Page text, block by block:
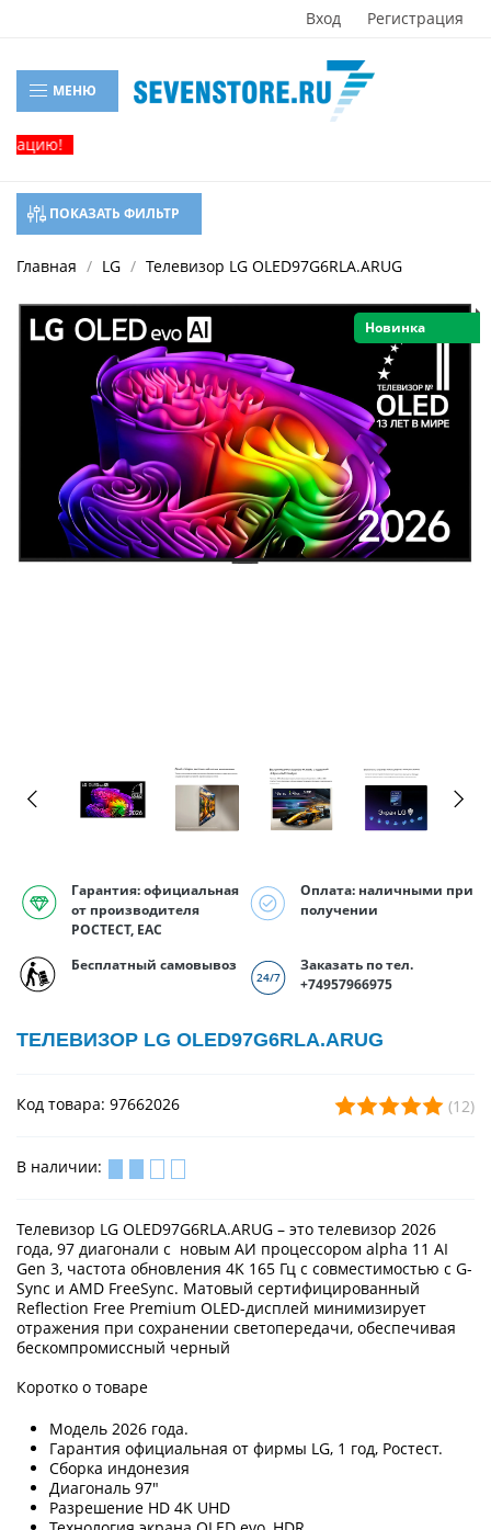
Вход Регистрация
МЕНЮ
ПОКАЗАТЬ ФИЛЬТР
Главная LG Телевизор LG OLED97G6RLA.ARUG
Новинка
Гарантия: официальная
от производителя
РОСТЕСТ, EAC
Оплата: наличными при
получении
Бесплатный самовывоз
Заказать по тел.
+74957966975
ТЕЛЕВИЗОР LG OLED97G6RLA.ARUG
Код товара: 97662026 (12)
В наличии:
Телевизор LG OLED97G6RLA.ARUG – это телевизор 2026
года, 97 диагонали с новым АИ процессором alpha 11 AI
Gen 3, частота обновления 4K 165 Гц с совместимостью с G-
Sync и AMD FreeSync. Матовый сертифицированный
Reflection Free Premium OLED-дисплей минимизирует
отражения при сохранении светопередачи, обеспечивая
бескомпромиссный черный
Коротко о товаре
Модель 2026 года.
Гарантия официальная от фирмы LG, 1 год, Ростест.
Сборка индонезия
Диагональ 97"
Разрешение HD 4K UHD